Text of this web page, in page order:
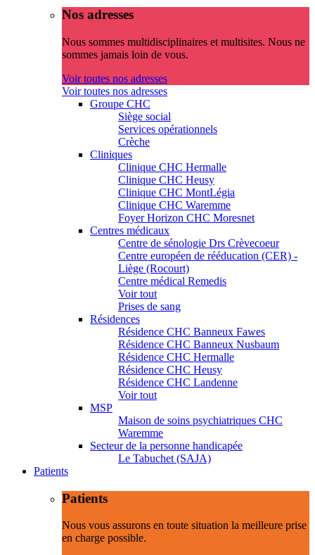
Nos adresses
Nous sommes multidisciplinaires et multisites. Nous ne
sommes jamais loin de vous.
Voir toutes nos adresses
Voir toutes nos adresses
Groupe CHC
Siège social
Services opérationnels
Crèche
Cliniques
Clinique CHC Hermalle
Clinique CHC Heusy
Clinique CHC MontLégia
Clinique CHC Waremme
Foyer Horizon CHC Moresnet
Centres médicaux
Centre de sénologie Drs Crèvecoeur
Centre européen de rééducation (CER) -
Liège (Rocourt)
Centre médical Remedis
Voir tout
Prises de sang
Résidences
Résidence CHC Banneux Fawes
Résidence CHC Banneux Nusbaum
Résidence CHC Hermalle
Résidence CHC Heusy
Résidence CHC Landenne
Voir tout
MSP
Maison de soins psychiatriques CHC
Waremme
Secteur de la personne handicapée
Le Tabuchet (SAJA)
Patients
Patients
Nous vous assurons en toute situation la meilleure prise
en charge possible.